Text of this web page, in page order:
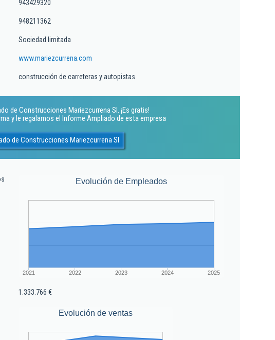
943429320
948211362
Sociedad limitada
www.mariezcurrena.com
construcción de carreteras y autopistas
de Construcciones Mariezcurrena Sl. ¡Es gratis!
y le regalamos el Informe Ampliado de esta empresa
de Construcciones Mariezcurrena Sl
Evolución de Empleados
2021 2022 2023 2024 2025
1.333.766 €
Evolución de ventas